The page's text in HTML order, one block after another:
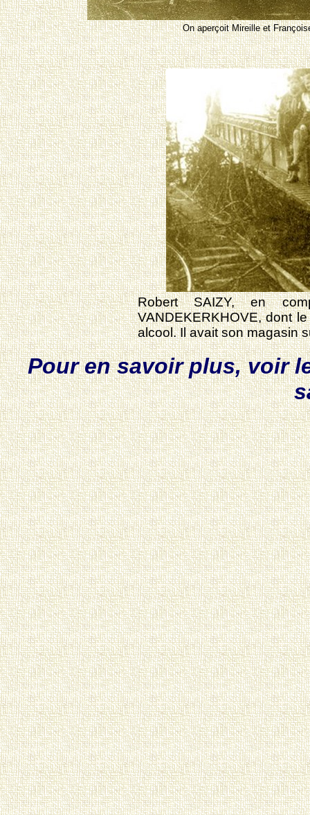
On aperçoit Mireille et
Robert SAIZY, en
VANDEKERKHOVE, dont
alcool. Il avait son magasin
Pour en savoir plus, voir